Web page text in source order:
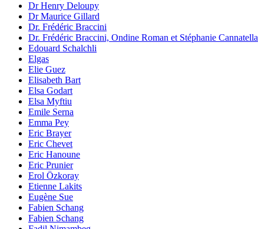
Dr Henry Deloupy
Dr Maurice Gillard
Dr. Frédéric Braccini
Dr. Frédéric Braccini, Ondine Roman et Stéphanie Cannatella
Edouard Schalchli
Elgas
Elie Guez
Elisabeth Bart
Elsa Godart
Elsa Myftiu
Emile Serna
Emma Pey
Eric Brayer
Eric Chevet
Eric Hanoune
Eric Prunier
Erol Özkoray
Etienne Lakits
Eugène Sue
Fabien Schang
Fabien Schang